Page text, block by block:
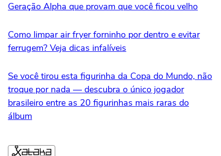
Geração Alpha que provam que você ficou velho
Como limpar air fryer forninho por dentro e evitar
ferrugem? Veja dicas infalíveis
Se você tirou esta figurinha da Copa do Mundo, não
troque por nada — descubra o único jogador
brasileiro entre as 20 figurinhas mais raras do
álbum